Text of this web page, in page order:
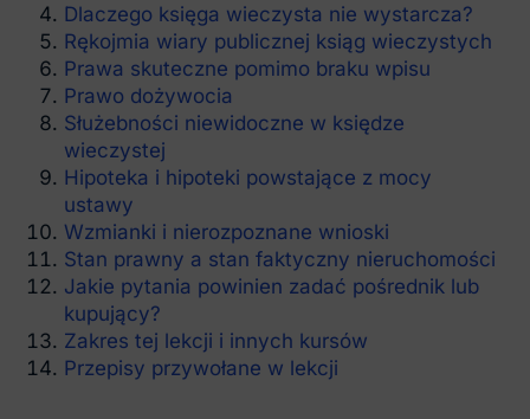
Dlaczego księga wieczysta nie wystarcza?
Rękojmia wiary publicznej ksiąg wieczystych
Prawa skuteczne pomimo braku wpisu
Prawo dożywocia
Służebności niewidoczne w księdze
wieczystej
Hipoteka i hipoteki powstające z mocy
ustawy
Wzmianki i nierozpoznane wnioski
Stan prawny a stan faktyczny nieruchomości
Jakie pytania powinien zadać pośrednik lub
kupujący?
Zakres tej lekcji i innych kursów
Przepisy przywołane w lekcji